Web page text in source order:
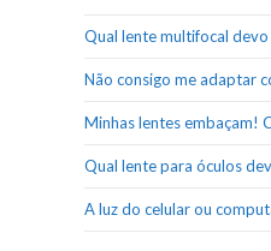
Qual lente multifocal devo
Não consigo me adaptar
Minhas lentes embaçam!
Qual lente para óculos
A luz do celular ou